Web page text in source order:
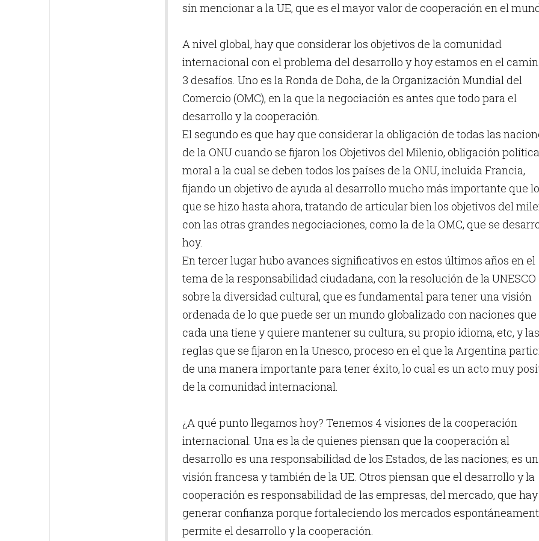
sin mencionar a la UE, que es el mayor valor de cooperación en el
A nivel global, hay que considerar los objetivos de la comunidad
internacional con el problema del desarrollo y hoy estamos en el
3 desafíos. Uno es la Ronda de Doha, de la Organización Mundial del
Comercio (OMC), en la que la negociación es antes que todo para el
desarrollo y la cooperación.
El segundo es que hay que considerar la obligación de todas las
de la ONU cuando se fijaron los Objetivos del Milenio, obligación
moral a la cual se deben todos los países de la ONU, incluida Francia,
fijando un objetivo de ayuda al desarrollo mucho más importante que lo
que se hizo hasta ahora, tratando de articular bien los objetivos del
con las otras grandes negociaciones, como la de la OMC, que se
hoy.
En tercer lugar hubo avances significativos en estos últimos años en el
tema de la responsabilidad ciudadana, con la resolución de la UNESCO
sobre la diversidad cultural, que es fundamental para tener una visión
ordenada de lo que puede ser un mundo globalizado con naciones que
cada una tiene y quiere mantener su cultura, su propio idioma, etc, y las
reglas que se fijaron en la Unesco, proceso en el que la Argentina
de una manera importante para tener éxito, lo cual es un acto muy
de la comunidad internacional.
¿A qué punto llegamos hoy? Tenemos 4 visiones de la cooperación
internacional. Una es la de quienes piensan que la cooperación al
desarrollo es una responsabilidad de los Estados, de las naciones; es
visión francesa y también de la UE. Otros piensan que el desarrollo y la
cooperación es responsabilidad de las empresas, del mercado, que
generar confianza porque fortaleciendo los mercados
permite el desarrollo y la cooperación.